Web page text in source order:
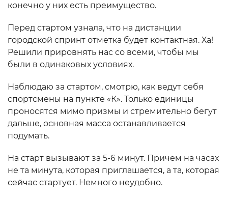
конечно у них есть преимущество.
Перед стартом узнала, что на дистанции
городской спринт отметка будет контактная. Ха!
Решили прировнять нас со всеми, чтобы мы
были в одинаковых условиях.
Наблюдаю за стартом, смотрю, как ведут себя
спортсмены на пункте «К». Только единицы
проносятся мимо призмы и стремительно бегут
дальше, основная масса останавливается
подумать.
На старт вызывают за 5-6 минут. Причем на часах
не та минута, которая приглашается, а та, которая
сейчас стартует. Немного неудобно.